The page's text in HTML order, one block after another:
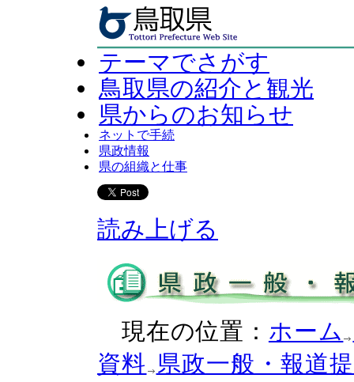
テーマでさがす
鳥取県の紹介と観光
県からのお知らせ
ネットで手続
県政情報
県の組織と仕事
読み上げる
現在の位置： ホーム
資料 県政一般・報道